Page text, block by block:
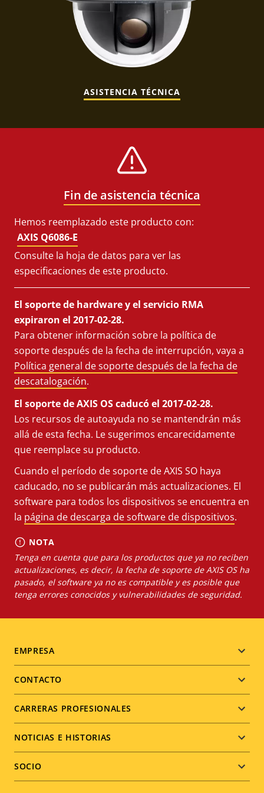
ASISTENCIA TÉCNICA
Fin de asistencia técnica
Hemos reemplazado este producto con:
AXIS Q6086-E
Consulte la hoja de datos para ver las
especificaciones de este producto.
El soporte de hardware y el servicio RMA
expiraron el 2017-02-28.
Para obtener información sobre la política de
soporte después de la fecha de interrupción, vaya a
Política general de soporte después de la fecha de
descatalogación.
El soporte de AXIS OS caducó el 2017-02-28.
Los recursos de autoayuda no se mantendrán más
allá de esta fecha. Le sugerimos encarecidamente
que reemplace su producto.
Cuando el período de soporte de AXIS SO haya
caducado, no se publicarán más actualizaciones. El
software para todos los dispositivos se encuentra en
la página de descarga de software de dispositivos.
NOTA
Tenga en cuenta que para los productos que ya no reciben
actualizaciones, es decir, la fecha de soporte de AXIS OS ha
pasado, el software ya no es compatible y es posible que
tenga errores conocidos y vulnerabilidades de seguridad.
Footer
menu
EMPRESA
CONTACTO
CARRERAS PROFESIONALES
NOTICIAS E HISTORIAS
SOCIO